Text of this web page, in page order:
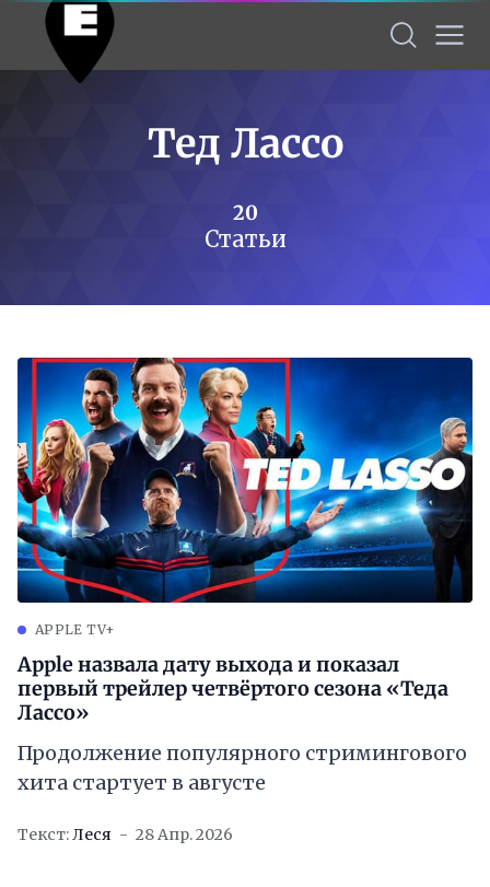
Тед Лассо
20
Статьи
APPLE TV+
Apple назвала дату выхода и показал
первый трейлер четвёртого сезона «Теда
Лассо»
Продолжение популярного стримингового
хита стартует в августе
Текст:Леся 28 Апр. 2026